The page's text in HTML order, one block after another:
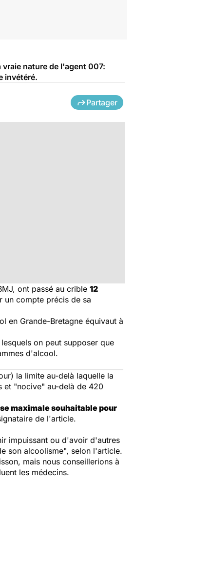
vraie nature de l'agent 007:
invétéré.
Partager
ont passé au crible 12
un compte précis de sa
en Grande-Bretagne équivaut à
on peut supposer que
d'alcool.
la limite au-delà laquelle la
et "nocive" au-delà de 420
maximale souhaitable pour
de l'article.
impuissant ou d'avoir d'autres
son alcoolisme", selon l'article.
mais nous conseillerions à
les médecins.